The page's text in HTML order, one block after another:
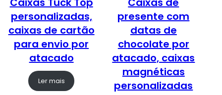
personalizadas,
caixas de cartão
para envio por
atacado
Ler mais
presente com
datas de
chocolate por
atacado, caixas
magnéticas
personalizadas